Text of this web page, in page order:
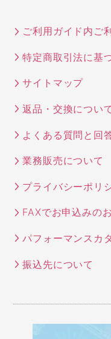
ご利用ガイド内ご
特定商取引法に基
サイトマップ
返品・交換につい
よくある質問と回
業務販売について
プライバシーポリ
FAXでお申込みの
パフォーマンスカ
振込先について